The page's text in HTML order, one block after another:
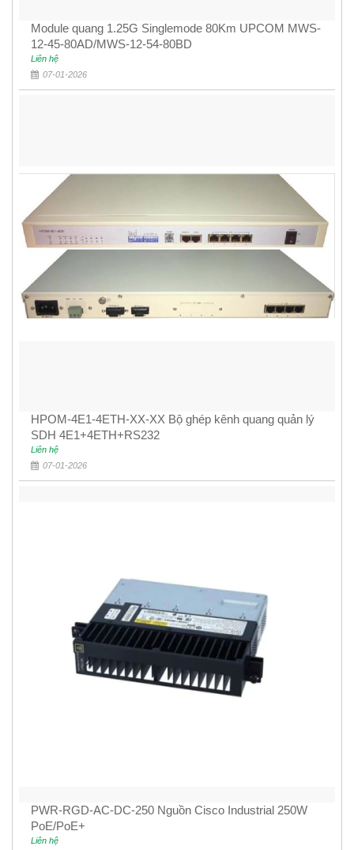
Module quang 1.25G Singlemode 80Km UPCOM MWS-
12-45-80AD/MWS-12-54-80BD
Liên hệ
07-01-2026
HPOM-4E1-4ETH-XX-XX Bộ ghép kênh quang quản lý
SDH 4E1+4ETH+RS232
Liên hệ
07-01-2026
PWR-RGD-AC-DC-250 Nguồn Cisco Industrial 250W
PoE/PoE+
Liên hệ